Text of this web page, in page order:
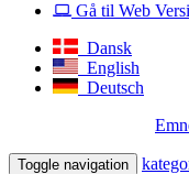
Gå til Web
Dansk
English
Deutsch
Toggle navigation